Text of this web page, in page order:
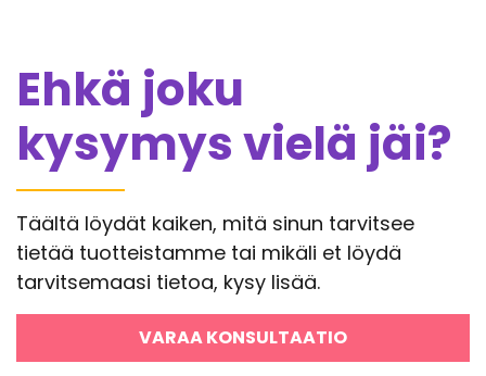
Ehkä joku
kysymys vielä jäi?
Täältä löydät kaiken, mitä sinun tarvitsee
tietää tuotteistamme tai mikäli et löydä
tarvitsemaasi tietoa, kysy lisää.
VARAA KONSULTAATIO